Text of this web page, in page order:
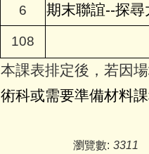
6 期末聯誼--探
108
本課表排定後，若因
術科或需要準備材料
瀏覽數: 3311